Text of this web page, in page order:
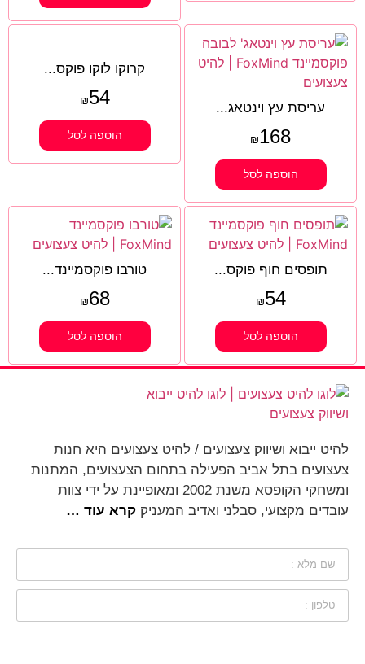
עריסת עץ וינטאג...
₪168
הוספה לסל
קרוקו לוקו פוקס...
₪54
הוספה לסל
תופסים חוף פוקס...
₪54
הוספה לסל
טורבו פוקסמיינד...
₪68
הוספה לסל
להיט ייבוא ושיווק צעצועים / להיט צעצועים היא חנות
צעצועים בתל אביב הפעילה בתחום הצעצועים, המתנות
ומשחקי הקופסא משנת 2002 ומאופיינת על ידי צוות
עובדים מקצועי, סבלני ואדיב המעניק קרא עוד …